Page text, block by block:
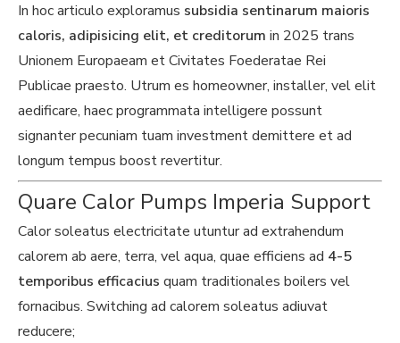
In hoc articulo exploramus subsidia sentinarum maioris
caloris, adipisicing elit, et creditorum in 2025 trans
Unionem Europaeam et Civitates Foederatae Rei
Publicae praesto. Utrum es homeowner, installer, vel elit
aedificare, haec programmata intelligere possunt
signanter pecuniam tuam investment demittere et ad
longum tempus boost revertitur.
Quare Calor Pumps Imperia Support
Calor soleatus electricitate utuntur ad extrahendum
calorem ab aere, terra, vel aqua, quae efficiens ad 4-5
temporibus efficacius quam traditionales boilers vel
fornacibus. Switching ad calorem soleatus adiuvat
reducere;